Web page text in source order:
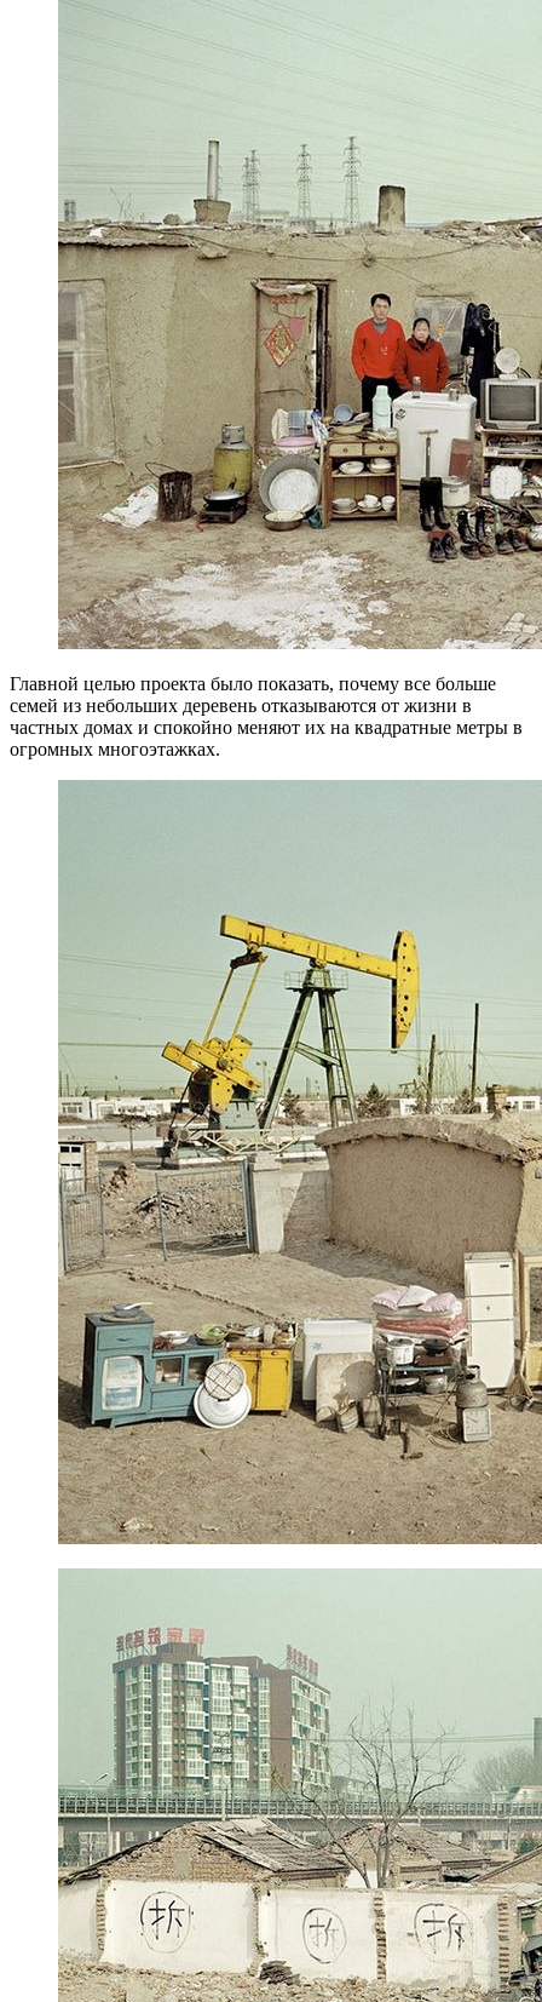
Главной целью проекта было показать, почему все больше
семей из небольших деревень отказываются от жизни в
частных домах и спокойно меняют их на квадратные метры в
огромных многоэтажках.